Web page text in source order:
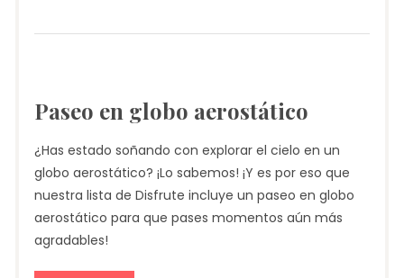
Paseo en globo aerostático
¿Has estado soñando con explorar el cielo en un
globo aerostático? ¡Lo sabemos! ¡Y es por eso que
nuestra lista de Disfrute incluye un paseo en globo
aerostático para que pases momentos aún más
agradables!